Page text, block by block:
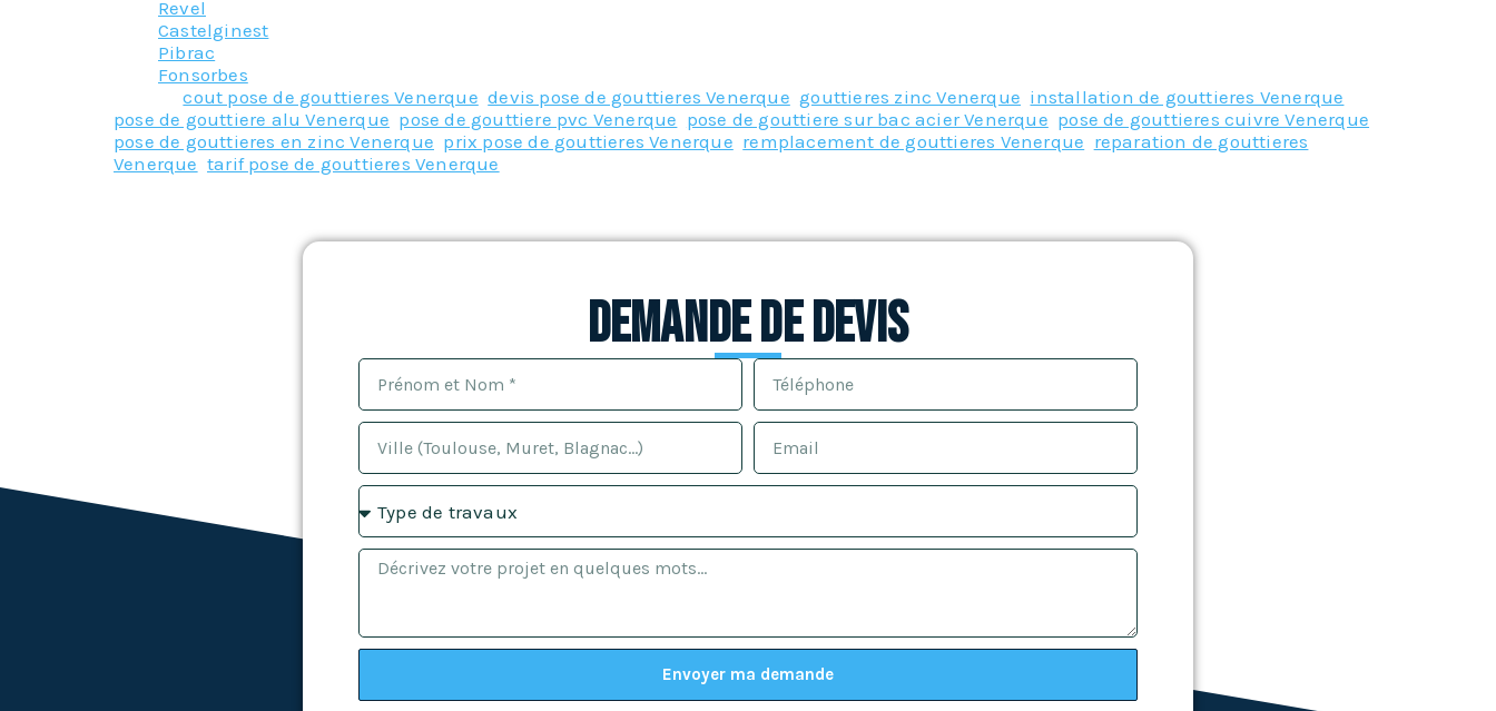
Revel
Castelginest
Pibrac
Fonsorbes
Taggedcout pose de gouttieres Venerque ,devis pose de gouttieres Venerque ,gouttieres zinc Venerque installation de gouttieres Venerque
pose de gouttiere alu Venerque pose de gouttiere pvc Venerque pose de gouttiere sur bac acier Venerque pose de gouttieres cuivre Venerque
pose de gouttieres en zinc Venerque prix pose de gouttieres Venerque remplacement de gouttieres Venerque reparation de gouttieres
Venerque ,tarif pose de gouttieres Venerque
Demande de devis
Envoyer ma demande